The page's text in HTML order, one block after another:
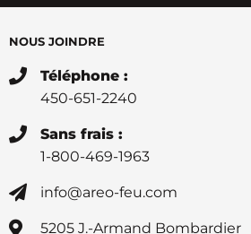
NOUS JOINDRE
Téléphone :
450-651-2240
Sans frais :
1-800-469-1963
info@areo-feu.com
5205 J.-Armand Bombardier